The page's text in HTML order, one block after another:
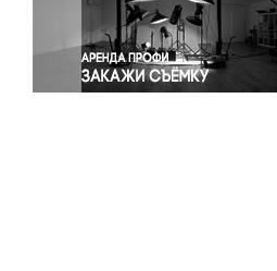
Экология
Экономика и бизнес